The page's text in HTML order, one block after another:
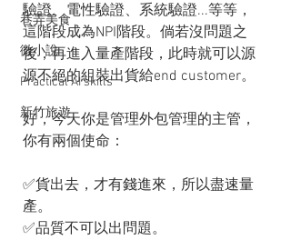
巷弄美食
微小說
Practical AI skills
新竹旅遊
驗證、電性驗證、系統驗證...等等，
這階段成為NPI階段。倘若沒問題之
後，再進入量產階段，此時就可以源
源不絕的組裝出貨給end customer。
好，今天你是管理外包管理的主管，
你有兩個使命：
✅貨出去，才有錢進來，所以盡速量
產。
✅品質不可以出問題。